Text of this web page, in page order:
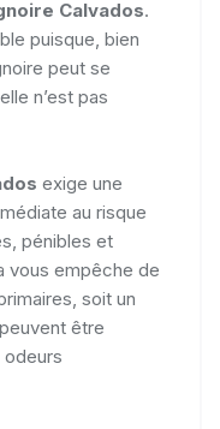
Calvados.
puisque, bien
peut se
n’est pas
exige une
au risque
pénibles et
vous empêche de
soit un
être
odeurs